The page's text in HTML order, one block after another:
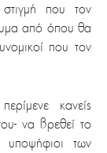
που τον
από όπου θα
που τον
κανείς
να βρεθεί το
των